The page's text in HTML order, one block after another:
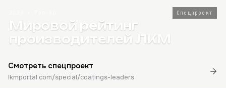
Спецпроект
Мировой рейтинг
производителей ЛКМ
Смотреть спецпроект
lkmportal.com/special/coatings-leaders